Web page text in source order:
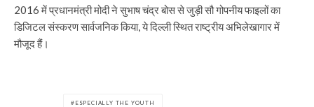
2016 में प्रधानमंत्री मोदी ने सुभाष चंद्र बोस से जुड़ी सौ गोपनीय फाइलों का
डिजिटल संस्करण सार्वजनिक किया, ये दिल्ली स्थित राष्ट्रीय अभिलेखागार में
मौजूद हैं।
ESPECIALLY THE YOUTH